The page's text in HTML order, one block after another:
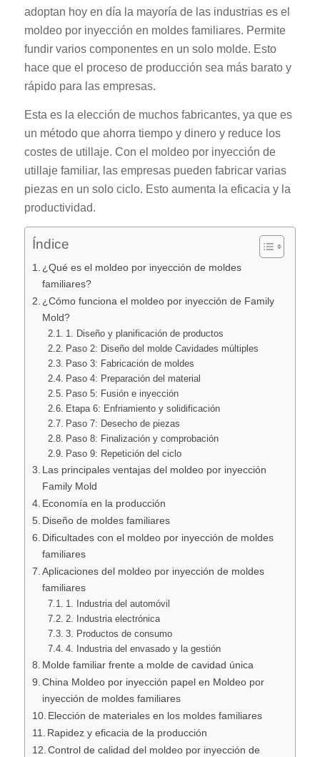
adoptan hoy en día la mayoría de las industrias es el
moldeo por inyección en moldes familiares. Permite
fundir varios componentes en un solo molde. Esto
hace que el proceso de producción sea más barato y
rápido para las empresas.
Esta es la elección de muchos fabricantes, ya que es
un método que ahorra tiempo y dinero y reduce los
costes de utillaje. Con el moldeo por inyección de
utillaje familiar, las empresas pueden fabricar varias
piezas en un solo ciclo. Esto aumenta la eficacia y la
productividad.
Índice
¿Qué es el moldeo por inyección de moldes
familiares?
¿Cómo funciona el moldeo por inyección de Family
Mold?
1. Diseño y planificación de productos
Paso 2: Diseño del molde Cavidades múltiples
Paso 3: Fabricación de moldes
Paso 4: Preparación del material
Paso 5: Fusión e inyección
Etapa 6: Enfriamiento y solidificación
Paso 7: Desecho de piezas
Paso 8: Finalización y comprobación
Paso 9: Repetición del ciclo
Las principales ventajas del moldeo por inyección
Family Mold
Economía en la producción
Diseño de moldes familiares
Dificultades con el moldeo por inyección de moldes
familiares
Aplicaciones del moldeo por inyección de moldes
familiares
1. Industria del automóvil
2. Industria electrónica
3. Productos de consumo
4. Industria del envasado y la gestión
Molde familiar frente a molde de cavidad única
China Moldeo por inyección papel en Moldeo por
inyección de moldes familiares
Elección de materiales en los moldes familiares
Rapidez y eficacia de la producción
Control de calidad del moldeo por inyección de